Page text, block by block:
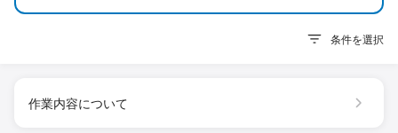
条件を選択
作業内容について